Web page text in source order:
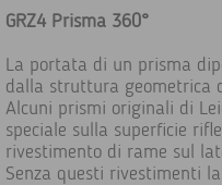
GRZ4 Prisma 360°
La portata di un prisma
dalla struttura geometrica
Alcuni prismi originali di
speciale sulla superficie
rivestimento di rame sul
Senza questi rivestimenti